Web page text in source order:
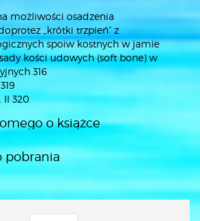
możliwości osadzenia
„krótki trzpień” z
spoiw kostnych w jamie
kości udowych (soft bone) w
316
II 320
o książce
pobrania